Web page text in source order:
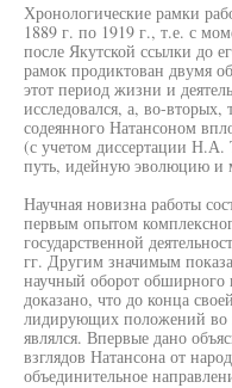
Хронологические рамки
1889 г. по 1919 г., т.е. с
после Якутской ссылки до
рамок продиктован двумя
этот период жизни и
исследовался, а, во-вторых,
содеянного Натансоном
(с учетом диссертации Н.А.
путь, идейную эволюцию и
Научная новизна работы
первым опытом
государственной
гг. Другим значимым
научный оборот обширного
доказано, что до конца
лидирующих положений во
являлся. Впервые дано
взглядов Натансона от
объединительное